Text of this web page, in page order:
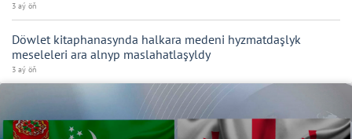
3 aý öň
Döwlet kitaphanasynda halkara medeni hyzmatdaşlyk
meseleleri ara alnyp maslahatlaşyldy
3 aý öň